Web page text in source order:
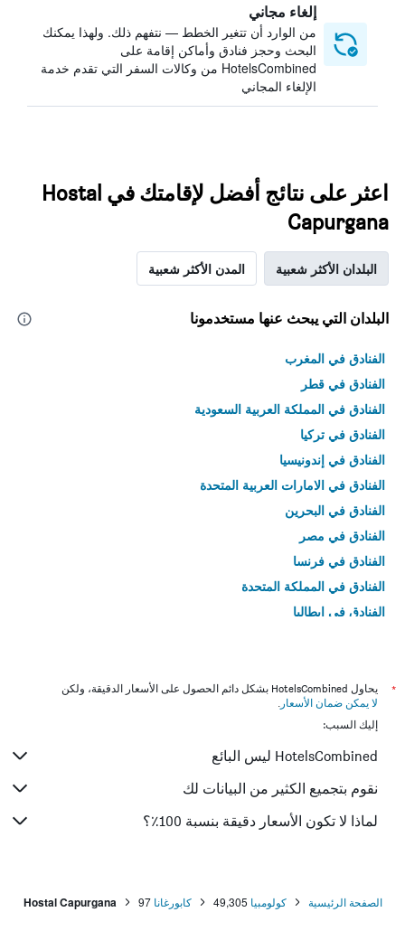
إلغاء مجاني
من الوارد أن تتغير الخطط — نتفهم ذلك. ولهذا يمكنك
البحث وحجز فنادق وأماكن إقامة على
HotelsCombined من وكالات السفر التي تقدم خدمة
الإلغاء المجاني
اعثر على نتائج أفضل لإقامتك في Hostal
Capurgana
البلدان الأكثر شعبية المدن الأكثر شعبية
البلدان التي يبحث عنها مستخدمونا
الفنادق في المغرب
الفنادق في قطر
الفنادق في المملكة العربية السعودية
الفنادق في تركيا
الفنادق في إندونيسيا
الفنادق في الامارات العربية المتحدة
الفنادق في البحرين
الفنادق في مصر
الفنادق في فرنسا
الفنادق في المملكة المتحدة
الفنادق في إيطاليا
*
يحاول HotelsCombined بشكل دائم الحصول على الأسعار الدقيقة، ولكن
لا يمكن ضمان الأسعار .
إليك السبب:
HotelsCombined ليس البائع
نقوم بتجميع الكثير من البيانات لك
لماذا لا تكون الأسعار دقيقة بنسبة 100٪؟
الصفحة الرئيسية كولومبيا 49,305 كابورغانا 97
Hostal Capurgana